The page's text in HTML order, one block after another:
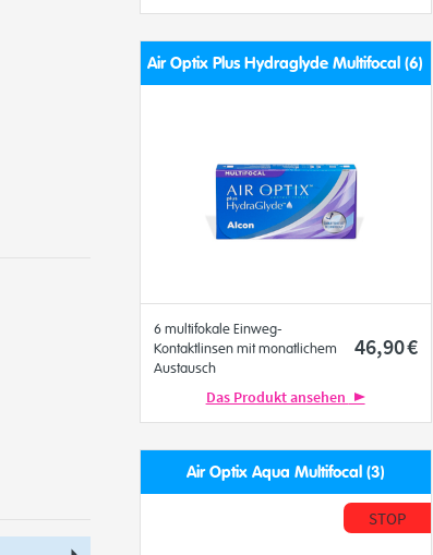
Air Optix Plus Hydraglyde Multifocal (6)
6 multifokale Einweg-
Kontaktlinsen mit monatlichem
Austausch
46,90€
Das Produkt ansehen
Air Optix Aqua Multifocal (3)
STOP